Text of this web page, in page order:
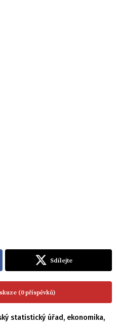
Sdílejte
(0 příspěvků)
statistický úřad, ekonomika,